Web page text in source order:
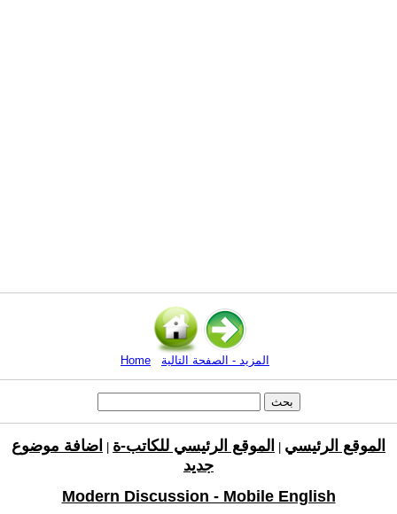
Home المزيد - الصفحة التالية
الموقع الرئيسي الموقع الرئيسي للكاتب-ة
اضافة موضوع
جديد
Modern Discussion - Mobile English